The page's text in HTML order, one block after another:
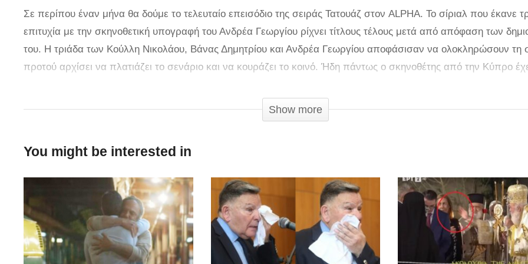
Σε περίπου έναν μήνα θα δούμε το τελευταίο επεισόδιο της σειράς Τατουάζ στον ALPHA. Το σίριαλ που έκανε
επιτυχία με την σκηνοθετική υπογραφή του Ανδρέα Γεωργίου ρίχνει τίτλους τέλους μετά από απόφαση των
του. Η τριάδα των Κούλλη Νικολάου, Βάνας Δημητρίου και Ανδρέα Γεωργίου αποφάσισαν να ολοκληρώσουν τη
προτού αρχίσει να πλατιάζει το σενάριο και να κουράζει το κοινό. Ήδη πάντως ο σκηνοθέτης από την Κύπρο
Μπορεί να μην έχει γίνει γνωστό το κανάλι όπου θα μεταδοθεί ωστόσο το trailer υπόσχεται πολλά όσον αφορά
τους ηθοποιούς που συμμετέχουν και στο Τατουάζ ενώ η σειρά σηματοδοτεί και την τηλεοπτική επιστροφή της
Παππά, Ειρήνη Καραγεώργη και Ιάσωνας Παπαματθαίου.
Show more
You might be interested in